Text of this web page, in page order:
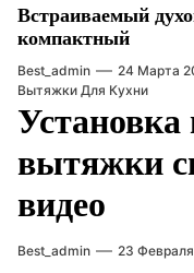
Встраиваемый
компактный
Best_admin
24 Марта
Вытяжки Для Кухни
Установка
вытяжки
видео
Best_admin 23